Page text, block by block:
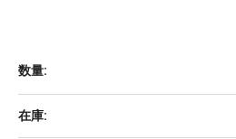
数量:
在庫: